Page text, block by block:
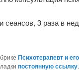
сеансов, 3 раза в
Психотерапевт и
постоянную ссылку.